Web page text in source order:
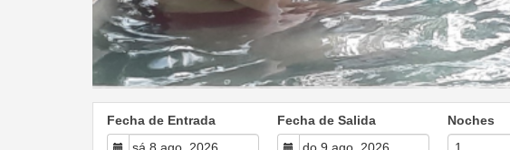
Fecha de Entrada Fecha de Salida Noches